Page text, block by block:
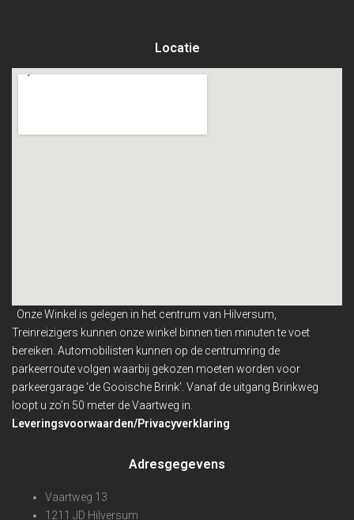
Locatie
Onze Winkel is gelegen in het centrum van Hilversum,
Treinreizigers kunnen onze winkel binnentien minuten te voet
bereiken. Automobilisten kunnen op de centrumring de
parkeerroute volgen waarbij gekozen moeten worden voor
parkeergarage ‘de Gooische Brink’. Vanaf de uitgang Brinkweg
loopt u zo’n 50 meter de Vaartweg in.
Leveringsvoorwaarden/Privacyverklaring
Adresgegevens
Vaartweg 13
1211 JD Hilversum